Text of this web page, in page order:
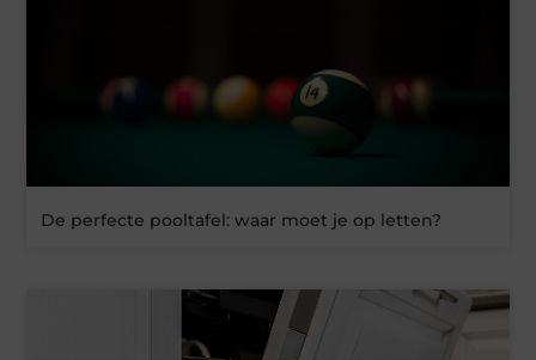
De perfecte pooltafel: waar moet je op letten?